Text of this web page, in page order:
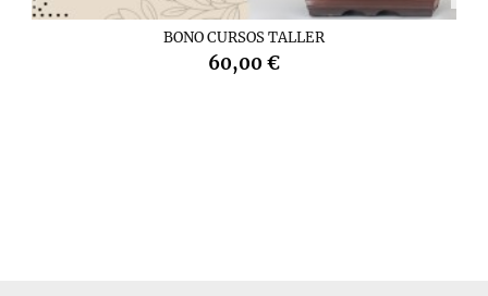
BONO CURSOS TALLER
60,00 €